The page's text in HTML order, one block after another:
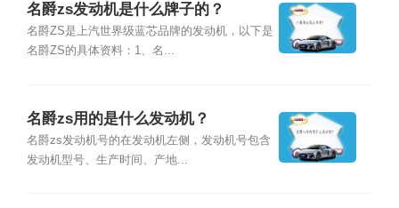
名爵zs发动机是什么牌子的？
名爵ZS是上汽世界级蓝芯品牌的发动机，以下是
名爵ZS的具体资料：1、名...
名爵zs用的是什么发动机？
名爵zs发动机号的在发动机左侧，发动机号包含
发动机型号、生产时间、产地...